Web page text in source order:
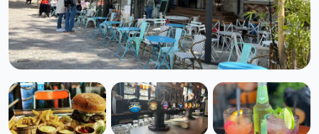
CUISINE EUROPÉENNE